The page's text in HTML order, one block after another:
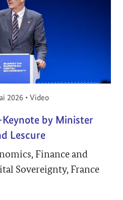
am:
2026 • Video
by Minister
Lescure
Finance and
Sovereignty, France